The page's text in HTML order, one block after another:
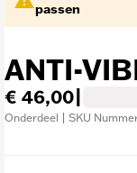
passen
ANTI-
€ 46,00
Onderdeel | SKU